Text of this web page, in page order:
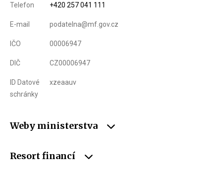
Telefon +420 257 041 111
E-mail podatelna@mf.gov.cz
IČO 00006947
DIČ CZ00006947
ID Datové
schránky
xzeaauv
Weby ministerstva
Resort financí